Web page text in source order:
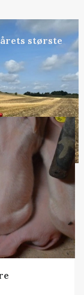
største